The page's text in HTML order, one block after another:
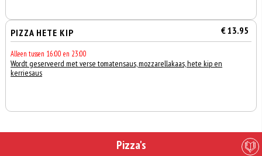
PIZZA HETE KIP € 13.95
Alleen tussen 16:00 en 23:00
Wordt geserveerd met verse tomatensaus, mozzarellakaas, hete kip en
kerriesaus
Pizza's